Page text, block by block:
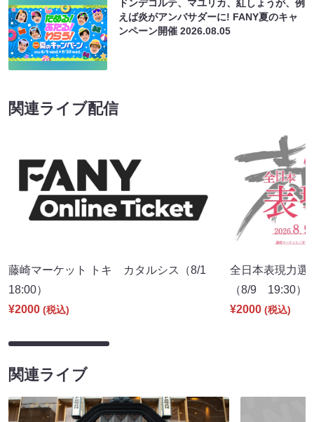
ドンデコルテ、マユリカ、紅しょうが、例
えば炎がアンバサダーに! FANY夏のキャ
ンペーン開催2026.08.05
関連ライブ配信
藤崎マーケット トキ カタルシス（8/1
18:00）
¥2000 (税込)
全日本表現力選
（8/9 19:30）
¥2000 (税込)
関連ライブ